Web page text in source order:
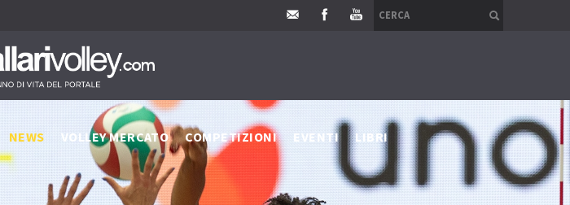
NEWS VOLLEY MERCATO COMPETIZIONI EVENTI LIBRI